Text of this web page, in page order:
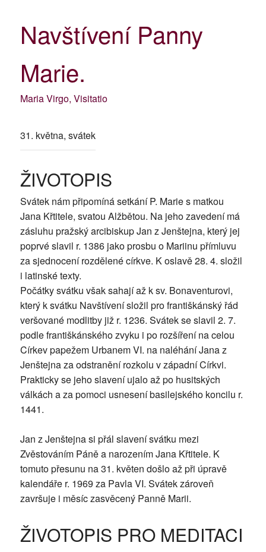
Navštívení Panny
Marie.
Maria Virgo, Visitatio
31. května, svátek
ŽIVOTOPIS
Svátek nám připomíná setkání P. Marie s matkou
Jana Křtitele, svatou Alžbětou. Na jeho zavedení má
zásluhu pražský arcibiskup Jan z Jenštejna, který jej
poprvé slavil r. 1386 jako prosbu o Mariinu přímluvu
za sjednocení rozdělené církve. K oslavě 28. 4. složil
i latinské texty.
Počátky svátku však sahají až k sv. Bonaventurovi,
který k svátku Navštívení složil pro františkánský řád
veršované modlitby již r. 1236. Svátek se slavil 2. 7.
podle františkánského zvyku i po rozšíření na celou
Církev papežem Urbanem VI. na naléhání Jana z
Jenštejna za odstranění rozkolu v západní Církvi.
Prakticky se jeho slavení ujalo až po husitských
válkách a za pomoci usnesení basilejského koncilu r.
1441.
Jan z Jenštejna si přál slavení svátku mezi
Zvěstováním Páně a narozením Jana Křtitele. K
tomuto přesunu na 31. květen došlo až při úpravě
kalendáře r. 1969 za Pavla VI. Svátek zároveň
završuje i měsíc zasvěcený Panně Marii.
ŽIVOTOPIS PRO MEDITACI